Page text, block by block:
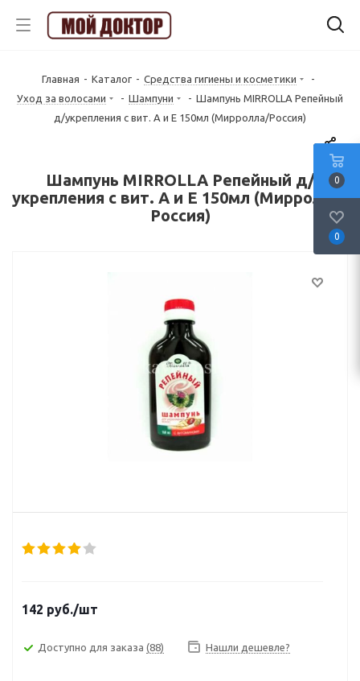
Главная - Каталог - Средства гигиены и косметики
-
Уход за волосами
- Шампуни - Шампунь MIRROLLA Репейный
д/укрепления с вит. А и Е 150мл (Мирролла/Россия)
Шампунь MIRROLLA Репейный д/
укрепления с вит. А и Е 150мл (Мирролла/
Россия)
142 руб./шт
Доступно для заказа (88) Нашли дешевле?
0
0